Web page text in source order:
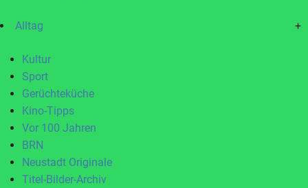
Alltag +
Kultur
Sport
Gerüchteküche
Kino-Tipps
Vor 100 Jahren
BRN
Neustadt Originale
Titel-Bilder-Archiv